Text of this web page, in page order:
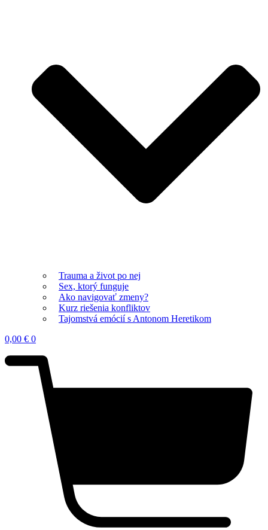
Trauma a život po nej
Sex, ktorý funguje
Ako navigovať zmeny?
Kurz riešenia konfliktov
Tajomstvá emócií s Antonom Heretikom
0,00 € 0